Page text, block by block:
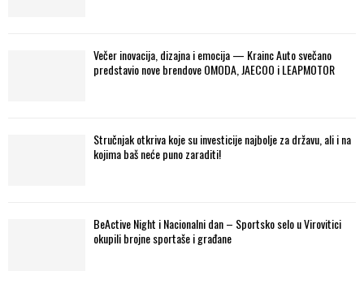
Večer inovacija, dizajna i emocija — Krainc Auto svečano
predstavio nove brendove OMODA, JAECOO i LEAPMOTOR
Stručnjak otkriva koje su investicije najbolje za državu, ali i na
kojima baš neće puno zaraditi!
BeActive Night i Nacionalni dan – Sportsko selo u Virovitici
okupili brojne sportaše i građane